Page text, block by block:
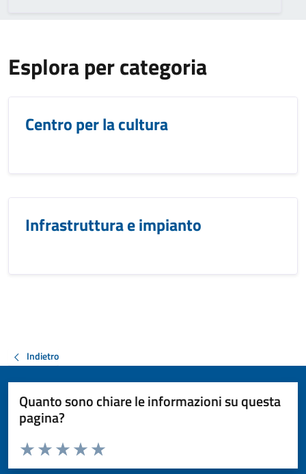
Esplora per categoria
Centro per la cultura
Infrastruttura e impianto
Indietro
Quanto sono chiare le informazioni su questa
pagina?
Valuta da 1 a 5 stelle la pagina
Valuta 5 stelle su 5
Valuta 4 stelle su 5
Valuta 3 stelle su 5
Valuta 2 stelle su 5
Valuta 1 stelle su 5